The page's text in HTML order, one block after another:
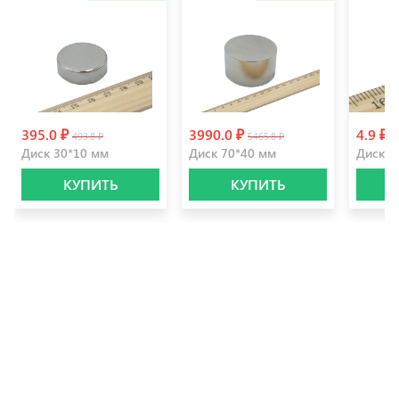
395.0 ₽ 493.8 ₽
Диск 30*10 мм
КУПИТЬ
3990.0 ₽ 5465.8 ₽
Диск 70*40 мм
КУПИТЬ
4.9 ₽
Диск